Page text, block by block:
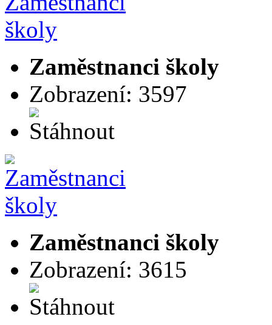
Zaměstnanci školy
Zobrazení: 3597
Zaměstnanci školy
Zobrazení: 3615